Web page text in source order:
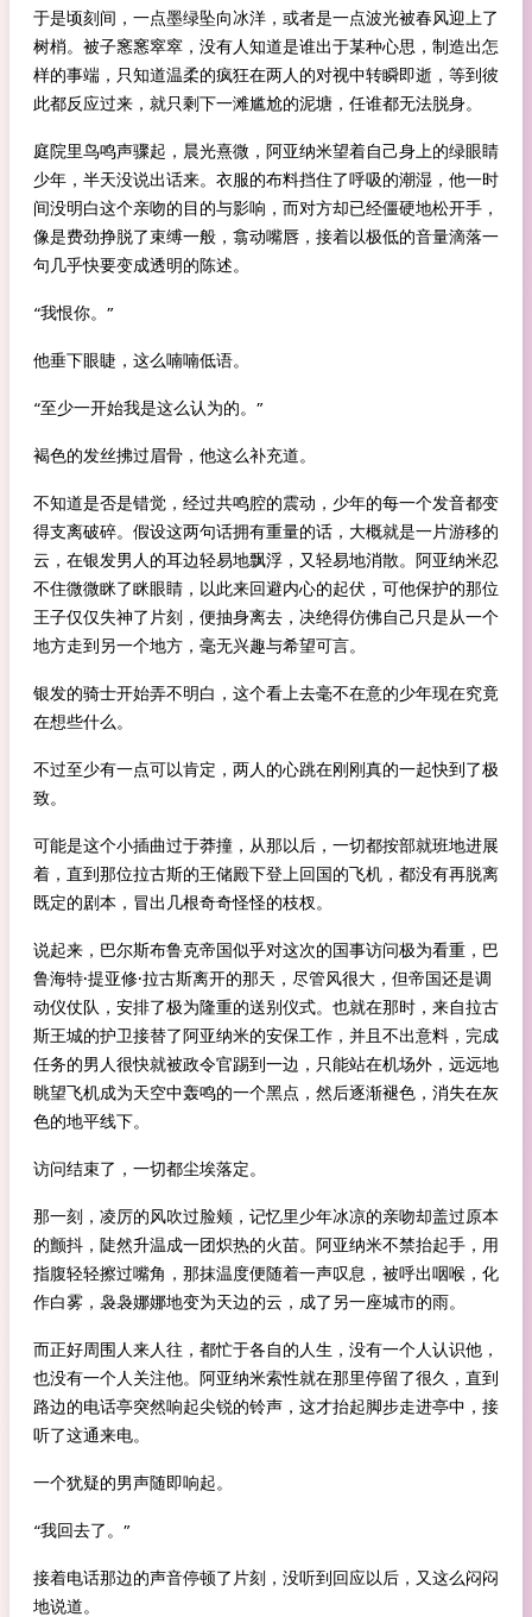
于是顷刻间，一点墨绿坠向冰洋，或者是一点波光被春风迎上了
树梢。被子窸窸窣窣，没有人知道是谁出于某种心思，制造出怎
样的事端，只知道温柔的疯狂在两人的对视中转瞬即逝，等到彼
此都反应过来，就只剩下一滩尴尬的泥塘，任谁都无法脱身。
庭院里鸟鸣声骤起，晨光熹微，阿亚纳米望着自己身上的绿眼睛
少年，半天没说出话来。衣服的布料挡住了呼吸的潮湿，他一时
间没明白这个亲吻的目的与影响，而对方却已经僵硬地松开手，
像是费劲挣脱了束缚一般，翕动嘴唇，接着以极低的音量滴落一
句几乎快要变成透明的陈述。
“我恨你。”
他垂下眼睫，这么喃喃低语。
“至少一开始我是这么认为的。”
褐色的发丝拂过眉骨，他这么补充道。
不知道是否是错觉，经过共鸣腔的震动，少年的每一个发音都变
得支离破碎。假设这两句话拥有重量的话，大概就是一片游移的
云，在银发男人的耳边轻易地飘浮，又轻易地消散。阿亚纳米忍
不住微微眯了眯眼睛，以此来回避内心的起伏，可他保护的那位
王子仅仅失神了片刻，便抽身离去，决绝得仿佛自己只是从一个
地方走到另一个地方，毫无兴趣与希望可言。
银发的骑士开始弄不明白，这个看上去毫不在意的少年现在究竟
在想些什么。
不过至少有一点可以肯定，两人的心跳在刚刚真的一起快到了极
致。
可能是这个小插曲过于莽撞，从那以后，一切都按部就班地进展
着，直到那位拉古斯的王储殿下登上回国的飞机，都没有再脱离
既定的剧本，冒出几根奇奇怪怪的枝杈。
说起来，巴尔斯布鲁克帝国似乎对这次的国事访问极为看重，巴
鲁海特·提亚修·拉古斯离开的那天，尽管风很大，但帝国还是调
动仪仗队，安排了极为隆重的送别仪式。也就在那时，来自拉古
斯王城的护卫接替了阿亚纳米的安保工作，并且不出意料，完成
任务的男人很快就被政令官踢到一边，只能站在机场外，远远地
眺望飞机成为天空中轰鸣的一个黑点，然后逐渐褪色，消失在灰
色的地平线下。
访问结束了，一切都尘埃落定。
那一刻，凌厉的风吹过脸颊，记忆里少年冰凉的亲吻却盖过原本
的颤抖，陡然升温成一团炽热的火苗。阿亚纳米不禁抬起手，用
指腹轻轻擦过嘴角，那抹温度便随着一声叹息，被呼出咽喉，化
作白雾，袅袅娜娜地变为天边的云，成了另一座城市的雨。
而正好周围人来人往，都忙于各自的人生，没有一个人认识他，
也没有一个人关注他。阿亚纳米索性就在那里停留了很久，直到
路边的电话亭突然响起尖锐的铃声，这才抬起脚步走进亭中，接
听了这通来电。
一个犹疑的男声随即响起。
“我回去了。”
接着电话那边的声音停顿了片刻，没听到回应以后，又这么闷闷
地说道。